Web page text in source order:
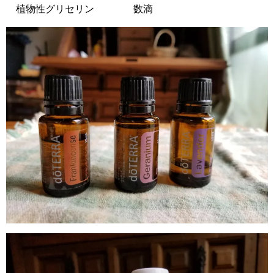
植物性グリセリン 数滴